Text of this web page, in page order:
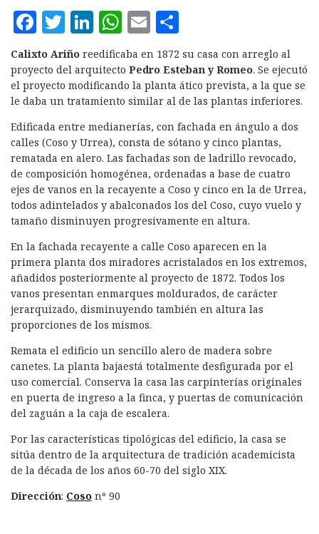
F
a
c
e
b
o
o
k
T
w
it
te
r
L
i
n
k
e
d
I
n
W
h
at
s
A
p
p
E
m
ai
l
o
m
p
a
rt
ir
Calixto Ariño reedificaba en 1872 su casa con arreglo al
proyecto del arquitecto Pedro Esteban y Romeo. Se ejecutó
el proyecto modificando la planta ático prevista, a la que se
le daba un tratamiento similar al de las plantas inferiores.
Edificada entre medianerías, con fachada en ángulo a dos
calles (Coso y Urrea), consta de sótano y cinco plantas,
rematada en alero. Las fachadas son de ladrillo revocado,
de composición homogénea, ordenadas a base de cuatro
ejes de vanos en la recayente a Coso y cinco en la de Urrea,
todos adintelados y abalconados los del Coso, cuyo vuelo y
tamaño disminuyen progresivamente en altura.
En la fachada recayente a calle Coso aparecen en la
primera planta dos miradores acristalados en los extremos,
añadidos posteriormente al proyecto de 1872. Todos los
vanos presentan enmarques moldurados, de carácter
jerarquizado, disminuyendo también en altura las
proporciones de los mismos.
Remata el edificio un sencillo alero de madera sobre
canetes. La planta bajaestá totalmente desfigurada por el
uso comercial. Conserva la casa las carpinterías originales
en puerta de ingreso a la finca, y puertas de comunicación
del zaguán a la caja de escalera.
Por las características tipológicas del edificio, la casa se
sitúa dentro de la arquitectura de tradición academicista
de la década de los años 60-70 del siglo XIX.
Dirección: Coso nº 90